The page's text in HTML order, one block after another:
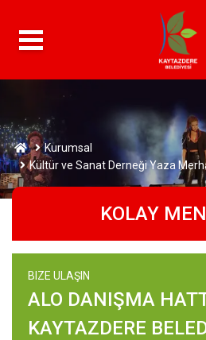
Kurumsal
Kültür ve Sanat Derneği Yaza
KOLAY
BIZE ULAŞIN
ALO DANIŞMA
KAYTAZDERE